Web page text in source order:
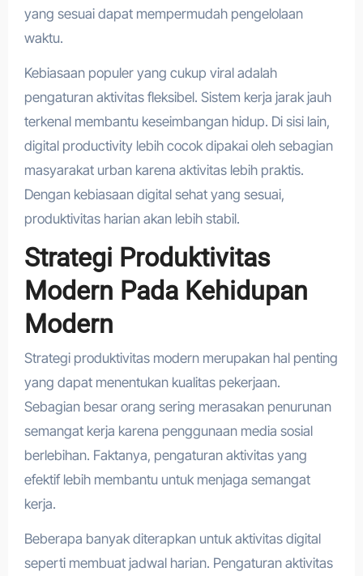
yang sesuai dapat mempermudah pengelolaan
waktu.
Kebiasaan populer yang cukup viral adalah
pengaturan aktivitas fleksibel. Sistem kerja jarak jauh
terkenal membantu keseimbangan hidup. Di sisi lain,
digital productivity lebih cocok dipakai oleh sebagian
masyarakat urban karena aktivitas lebih praktis.
Dengan kebiasaan digital sehat yang sesuai,
produktivitas harian akan lebih stabil.
Strategi Produktivitas
Modern Pada Kehidupan
Modern
Strategi produktivitas modern merupakan hal penting
yang dapat menentukan kualitas pekerjaan.
Sebagian besar orang sering merasakan penurunan
semangat kerja karena penggunaan media sosial
berlebihan. Faktanya, pengaturan aktivitas yang
efektif lebih membantu untuk menjaga semangat
kerja.
Beberapa banyak diterapkan untuk aktivitas digital
seperti membuat jadwal harian. Pengaturan aktivitas